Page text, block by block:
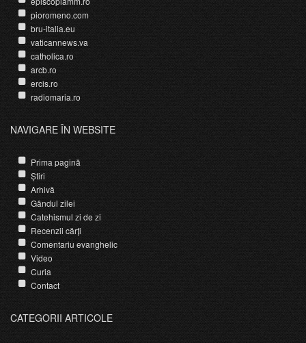
pioromeno.com
bru-italia.eu
vaticannews.va
catholica.ro
arcb.ro
ercis.ro
radiomaria.ro
NAVIGARE ÎN WEBSITE
Prima pagină
Știri
Arhivă
Gândul zilei
Catehismul zi de zi
Recenzii cărți
Comentariu evanghelic
Video
Curia
Contact
CATEGORII ARTICOLE